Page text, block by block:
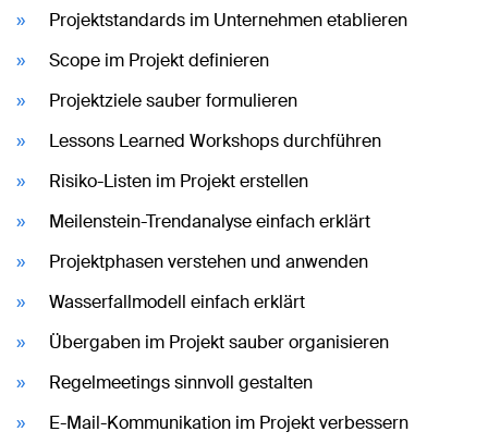
Projektstandards im Unternehmen etablieren
Scope im Projekt definieren
Projektziele sauber formulieren
Lessons Learned Workshops durchführen
Risiko-Listen im Projekt erstellen
Meilenstein-Trendanalyse einfach erklärt
Projektphasen verstehen und anwenden
Wasserfallmodell einfach erklärt
Übergaben im Projekt sauber organisieren
Regelmeetings sinnvoll gestalten
E-Mail-Kommunikation im Projekt verbessern